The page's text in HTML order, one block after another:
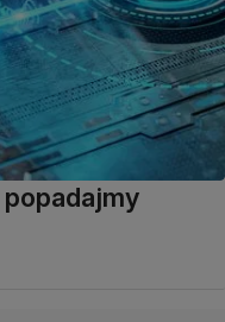
popadajmy